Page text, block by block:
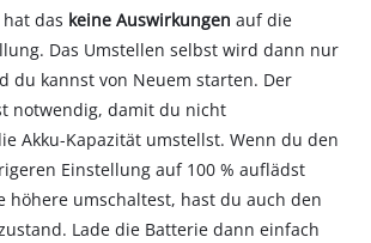
das keine Auswirkungen auf die
Das Umstellen selbst wird dann nur
du kannst von Neuem starten. Der
notwendig, damit du nicht
Akku-Kapazität umstellst. Wenn du den
Einstellung auf 100 % auflädst
höhere umschaltest, hast du auch den
Lade die Batterie dann einfach